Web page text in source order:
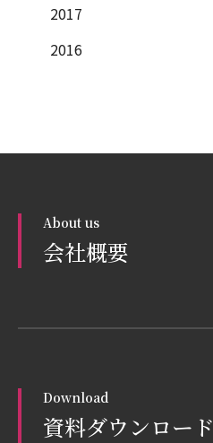
2017
2016
About us
会社概要
Download
資料ダウンロード